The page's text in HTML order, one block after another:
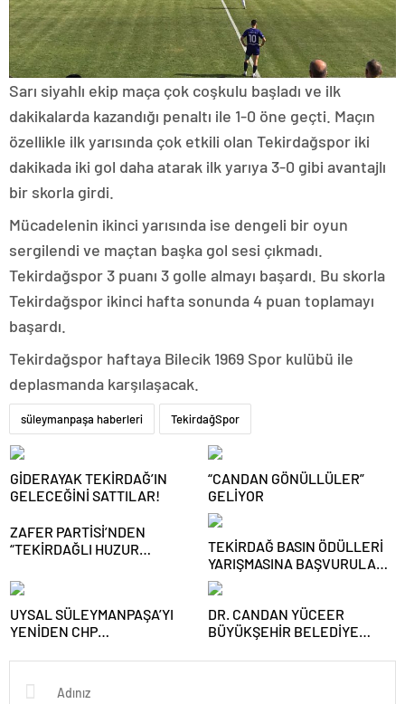
Sarı siyahlı ekip maça çok coşkulu başladı ve ilk
dakikalarda kazandığı penaltı ile 1-0 öne geçti. Maçın
özellikle ilk yarısında çok etkili olan Tekirdağspor iki
dakikada iki gol daha atarak ilk yarıya 3-0 gibi avantajlı
bir skorla girdi.
Mücadelenin ikinci yarısında ise dengeli bir oyun
sergilendi ve maçtan başka gol sesi çıkmadı.
Tekirdağspor 3 puanı 3 golle almayı başardı. Bu skorla
Tekirdağspor ikinci hafta sonunda 4 puan toplamayı
başardı.
Tekirdağspor haftaya Bilecik 1969 Spor kulübü ile
deplasmanda karşılaşacak.
süleymanpaşa haberleri TekirdağSpor
GİDERAYAK TEKİRDAĞ’IN
GELECEĞİNİ SATTILAR!
“CANDAN GÖNÜLLÜLER”
GELİYOR
ZAFER PARTİSİ’NDEN
“TEKİRDAĞLI HUZUR
TOKAT GİBİ CEVAP
TEKİRDAĞ BASIN ÖDÜLLERİ
YARIŞMASINA BAŞVURULAR
DEVAM EDİYOR
UYSAL SÜLEYMANPAŞA’YI
YENİDEN CHP
İÇİN BAŞKAN ADAYLIĞINI
AÇIKLADI
DR. CANDAN YÜCEER
BÜYÜKŞEHİR BELEDİYE
AÇIKLAYACAK